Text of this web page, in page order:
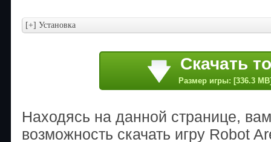
Скачать
Размер игры: [336.3
Находясь на данной странице,
возможность скачать игру Robot